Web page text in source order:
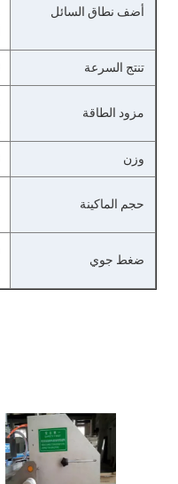
أضف نطاق السائل
تنتج السرعة
مزود الطاقة
وزن
حجم الماكينة
ضغط جوي